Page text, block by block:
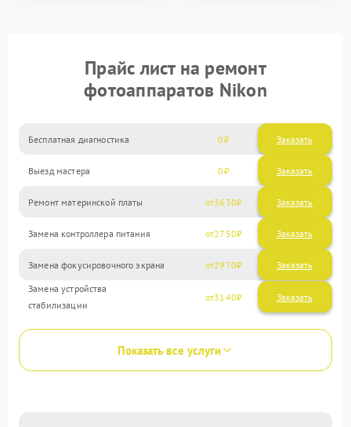
Прайс лист на ремонт
фотоаппаратов Nikon
Бесплатная диагностика 0 Заказать
Выезд мастера 0 Заказать
Ремонт материнской платы 3630
Замена контроллера питания 2750
Замена фокусировочного экрана 2970
Замена устройства
стабилизации
3140
Показать все услуги